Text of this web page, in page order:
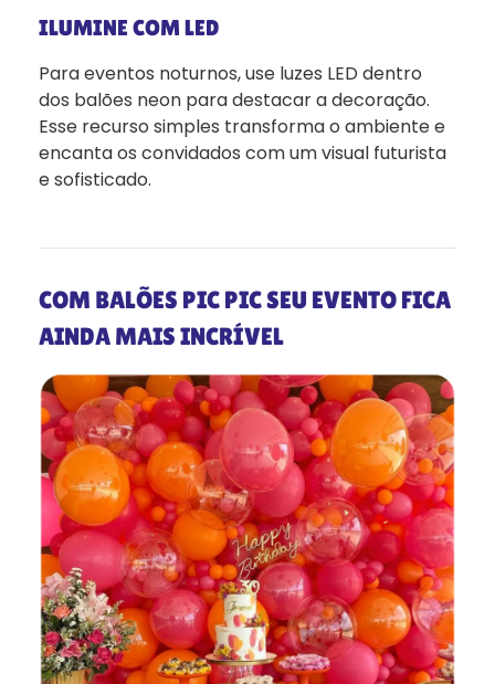
ILUMINE COM LED
Para eventos noturnos, use luzes LED dentro
dos balões neon para destacar a decoração.
Esse recurso simples transforma o ambiente e
encanta os convidados com um visual futurista
e sofisticado.
COM BALÕES PIC PIC SEU EVENTO FICA
AINDA MAIS INCRÍVEL